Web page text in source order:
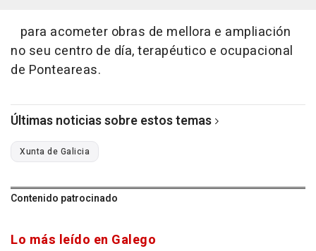
para acometer obras de mellora e ampliación
no seu centro de día, terapéutico e ocupacional
de Ponteareas.
Últimas noticias sobre estos temas
Xunta de Galicia
Contenido patrocinado
Lo más leído en Galego